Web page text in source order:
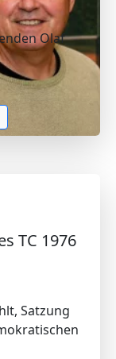
Olaf
TC 1976
Satzung